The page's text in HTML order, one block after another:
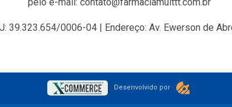
39.323.654/0006-04 | Endereço: Av. Ewerson de
Desenvolvido por